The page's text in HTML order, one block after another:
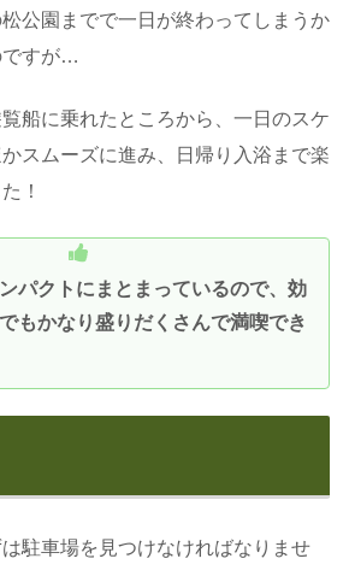
公園までで一日が終わってしまうか
ですが…
船に乗れたところから、一日のスケ
スムーズに進み、日帰り入浴まで楽
！
パクトにまとまっているので、効
もかなり盛りだくさんで満喫でき
駐車場を見つけなければなりませ